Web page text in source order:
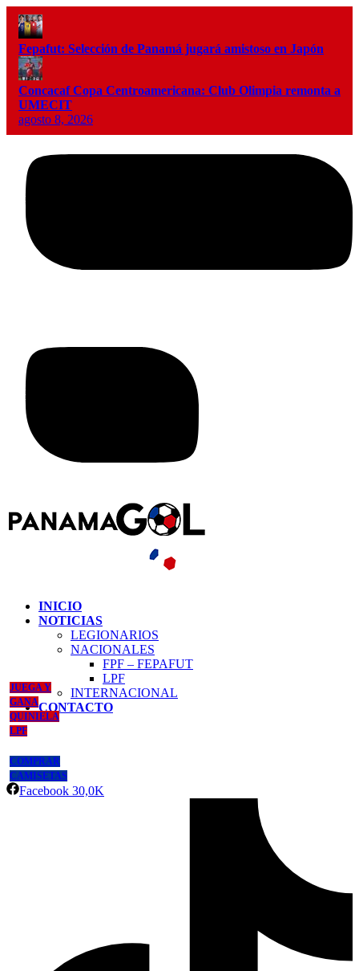
Fepafut: Selección de Panamá jugará amistoso en Japón
Concacaf Copa Centroamericana: Club Olimpia remonta a
UMECIT
agosto 8, 2026
INICIO
NOTICIAS
LEGIONARIOS
NACIONALES
FPF – FEPAFUT
LPF
INTERNACIONAL
CONTACTO
JUEGA Y
GANA
QUINIELA
LPF
COMPRAR
CAMISETAS
Facebook 30,0K